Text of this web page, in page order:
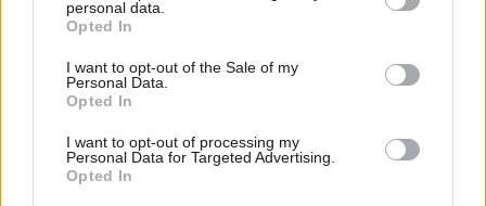
grant or deny consent to Google and its third-party tags to
use your data for below specified purposes in below Google
consent section.
personal data.
Opted In
I want to opt-out of the Sale of my
Personal Data.
Opted In
I want to opt-out of processing my
Personal Data for Targeted Advertising.
Opted In
INGEBORG SCHEVE
rivalene i finalen i Ruka.